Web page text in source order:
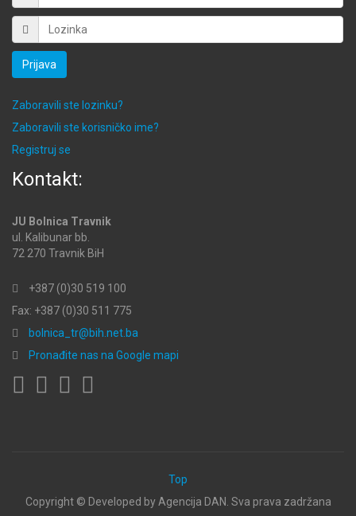
Prijava
Zaboravili ste lozinku?
Zaboravili ste korisničko ime?
Registruj se
Kontakt:
JU Bolnica Travnik
ul. Kalibunar bb.
72 270 Travnik BiH
+387 (0)30 519 100
Fax: +387 (0)30 511 775
bolnica_tr@bih.net.ba
Pronađite nas na Google mapi
Top
Copyright © Developed by Agencija DAN. Sva prava zadržana